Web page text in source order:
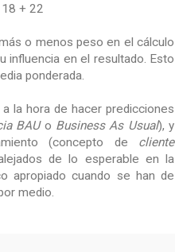
+ 22
o menos peso en el cálculo
influencia en el resultado. Esto
ponderada.
la hora de hacer predicciones
BAUo Business As Usual), y
(concepto de cliente
de lo esperable en la
apropiado cuando se han de
medio.